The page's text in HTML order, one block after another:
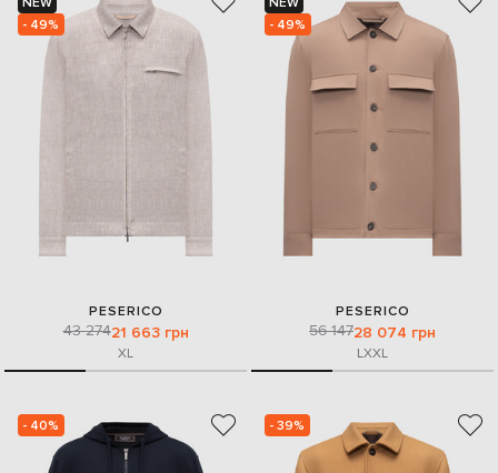
- 49%
PESERICO
43 27421 663 грн
XL
- 49%
PESERICO
56 14728 074 грн
LXXL
- 40% - 39%